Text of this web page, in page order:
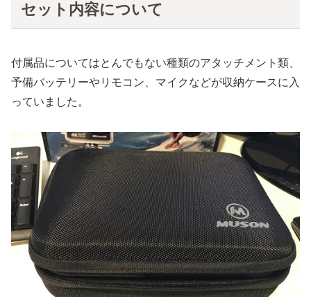
セット内容について
付属品についてはとんでもない種類のアタッチメント類、
予備バッテリーやリモコン、マイクなどが収納ケースに入
っていました。